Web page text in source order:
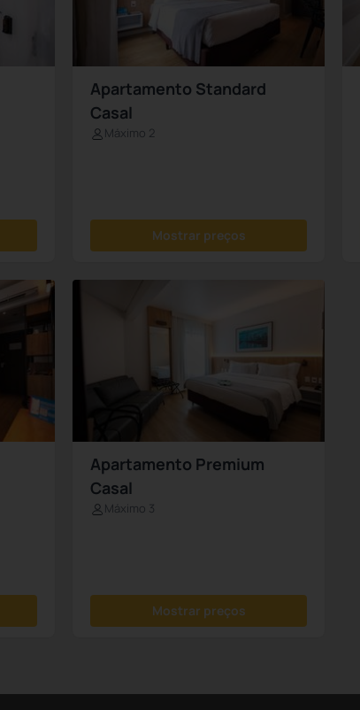
Apartamento Standard
Casal
Máximo 2
Mostrar preços
Apartamento Premium
Casal
Máximo 3
Mostrar preços